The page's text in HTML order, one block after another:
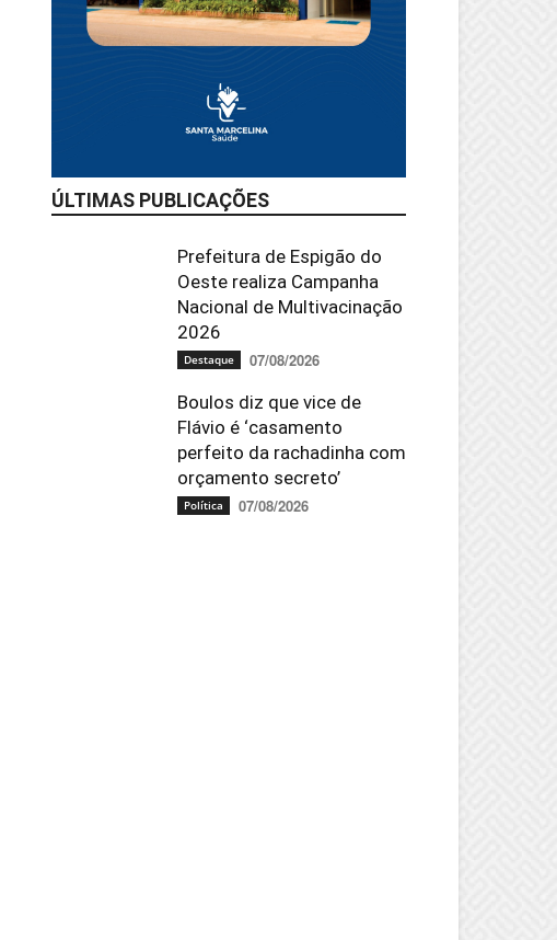
ÚLTIMAS PUBLICAÇÕES
Prefeitura de Espigão do
Oeste realiza Campanha
Nacional de Multivacinação
2026
Destaque 07/08/2026
Boulos diz que vice de
Flávio é ‘casamento
perfeito da rachadinha com
orçamento secreto’
Política 07/08/2026